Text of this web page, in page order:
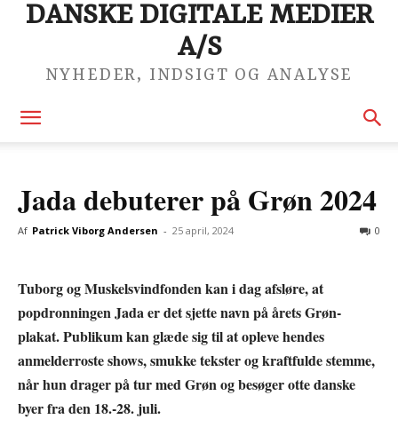
DANSKE DIGITALE MEDIER
A/S
NYHEDER, INDSIGT OG ANALYSE
Jada debuterer på Grøn 2024
Af Patrick Viborg Andersen - 25 april, 2024 0
Tuborg og Muskelsvindfonden kan i dag afsløre, at
popdronningen Jada er det sjette navn på årets Grøn-
plakat. Publikum kan glæde sig til at opleve hendes
anmelderroste shows, smukke tekster og kraftfulde stemme,
når hun drager på tur med Grøn og besøger otte danske
byer fra den 18.-28. juli.